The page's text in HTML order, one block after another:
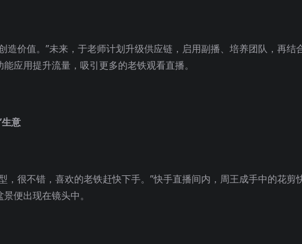
造价值。”未来，于老师计划升级供应链，启用副播、培养团队，再结
应用提升流量，吸引更多的老铁观看直播。
意
，很不错，喜欢的老铁赶快下手。”快手直播间内，周王成手中的花剪
便出现在镜头中。